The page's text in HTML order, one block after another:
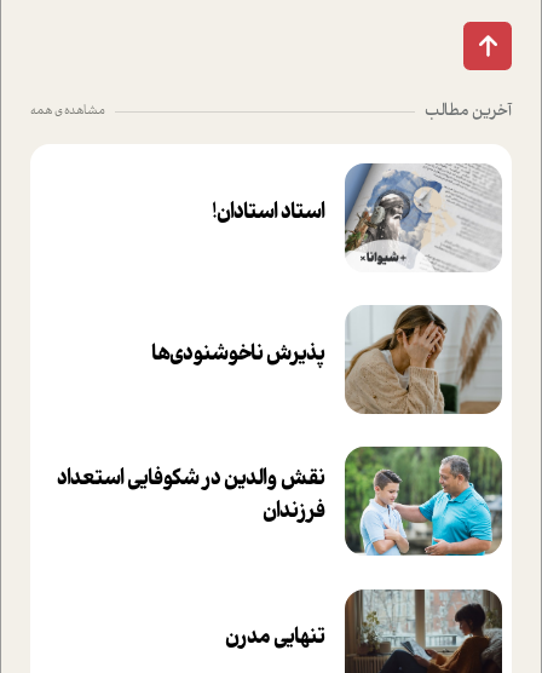
آخرین مطالب مشاهده ی همه
استاد استادان!
پذیرش ناخوشنودی‌ها
نقش والدین در شکوفا‌یی ا‌ستعداد
فرزندان‌
تنهایی مدرن